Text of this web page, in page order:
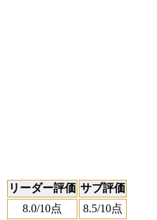
リーダー評価 サブ評価
8.0/10点 8.5/10点